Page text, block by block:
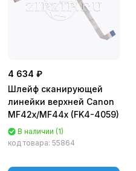
4 634 ₽
Шлейф сканирующей
линейки верхней Canon
MF42x/MF44x (FK4-4059)
В наличии (1)
код товара: 55864